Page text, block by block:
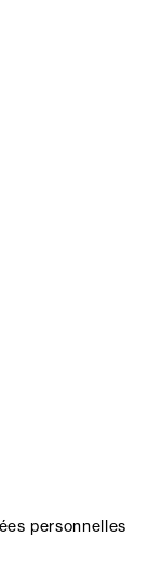
personnelles